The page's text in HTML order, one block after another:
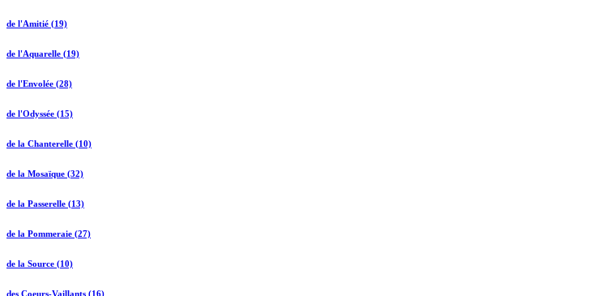
de l'Amitié (19)
de l'Aquarelle (19)
de l'Envolée (28)
de l'Odyssée (15)
de la Chanterelle (10)
de la Mosaïque (32)
de la Passerelle (13)
de la Pommeraie (27)
de la Source (10)
des Coeurs-Vaillants (16)